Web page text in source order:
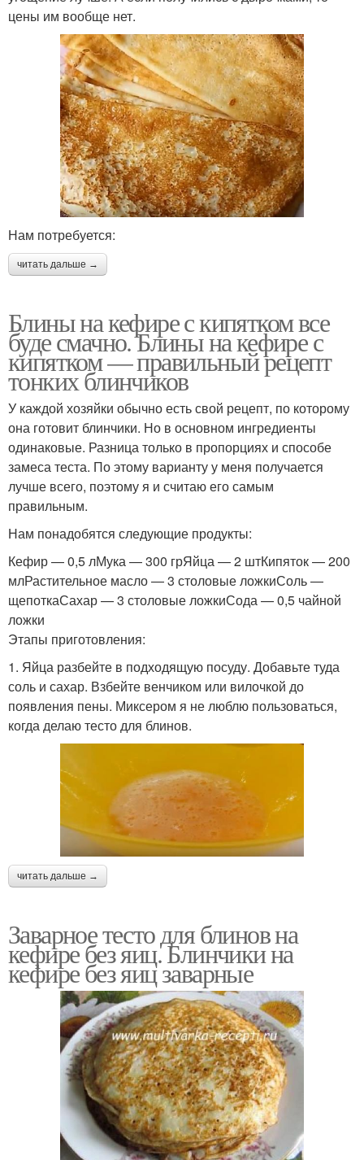
цены им вообще нет.
Нам потребуется:
читать дальше →
Блины на кефире с кипятком все
буде смачно. Блины на кефире с
кипятком — правильный рецепт
тонких блинчиков
У каждой хозяйки обычно есть свой рецепт, по которому
она готовит блинчики. Но в основном ингредиенты
одинаковые. Разница только в пропорциях и способе
замеса теста. По этому варианту у меня получается
лучше всего, поэтому я и считаю его самым
правильным.
Нам понадобятся следующие продукты:
Кефир — 0,5 лМука — 300 грЯйца — 2 штКипяток — 200
млРастительное масло — 3 столовые ложкиСоль —
щепоткаСахар — 3 столовые ложкиСода — 0,5 чайной
ложки
Этапы приготовления:
1. Яйца разбейте в подходящую посуду. Добавьте туда
соль и сахар. Взбейте венчиком или вилочкой до
появления пены. Миксером я не люблю пользоваться,
когда делаю тесто для блинов.
читать дальше →
Заварное тесто для блинов на
кефире без яиц. Блинчики на
кефире без яиц заварные